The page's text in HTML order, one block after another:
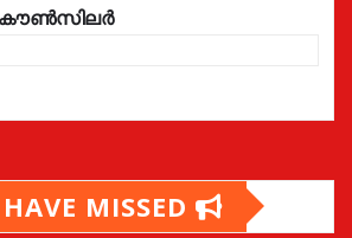
കൗൺസിലർ
MISSED